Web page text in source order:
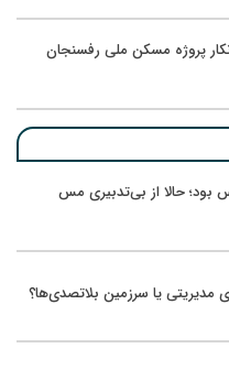
پروژه مسکن ملی رفسنجان
بود؛ حالا از بی‌تدبیری مس
مدیریتی یا سرزمین بلاتصدی‌ها؟